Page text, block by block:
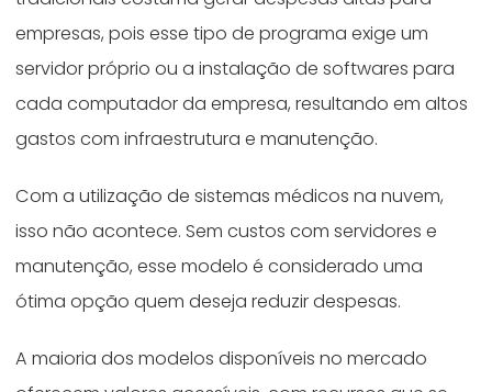
empresas, pois esse tipo de programa exige um
servidor próprio ou a instalação de softwares para
cada computador da empresa, resultando em altos
gastos com infraestrutura e manutenção.
Com a utilização de sistemas médicos na nuvem,
isso não acontece. Sem custos com servidores e
manutenção, esse modelo é considerado uma
ótima opção quem deseja reduzir despesas.
A maioria dos modelos disponíveis no mercado